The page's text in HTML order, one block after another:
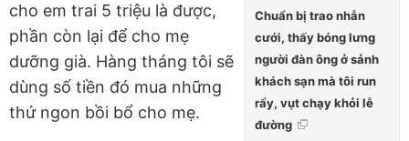
Chuẩn bị trao nhẫn
cưới, thấy bóng lưng
người đàn ông ở sảnh
khách sạn mà tôi run
rẩy, vụt chạy khỏi lễ
đường
cho em trai 5 triệu là được,
phần còn lại để cho mẹ
dưỡng già. Hàng tháng tôi sẽ
dùng số tiền đó mua những
thứ ngon bồi bổ cho mẹ.